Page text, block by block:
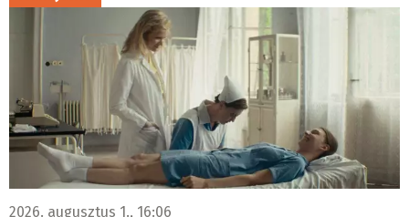
2026. augusztus 1., 16:06